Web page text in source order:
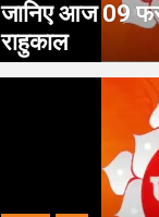
जानिए आज 09
राहुकाल